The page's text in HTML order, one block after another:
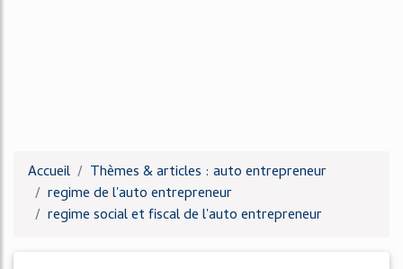
Accueil
Thèmes & articles : auto entrepreneur
regime de l'auto entrepreneur
regime social et fiscal de l'auto entrepreneur